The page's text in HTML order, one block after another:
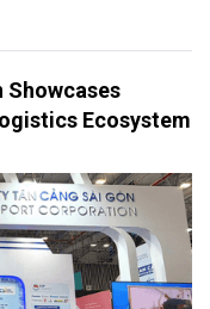
Showcases
Ecosystem